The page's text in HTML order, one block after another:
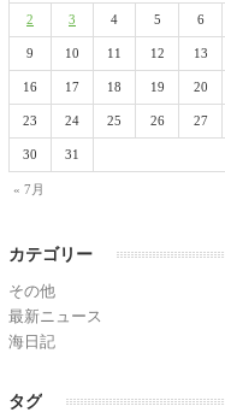
« 7月
2 3 4 5 6
9 10 11 12 13
16 17 18 19 20
23 24 25 26 27
30 31
カテゴリー
その他
最新ニュース
海日記
タグ